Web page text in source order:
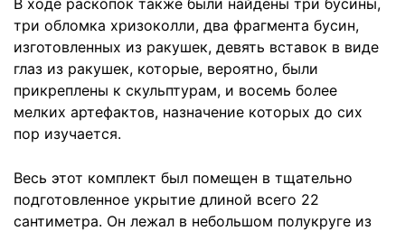
три обломка хризоколли, два фрагмента бусин,
изготовленных из ракушек, девять вставок в виде
глаз из ракушек, которые, вероятно, были
прикреплены к скульптурам, и восемь более
мелких артефактов, назначение которых до сих
пор изучается.
Весь этот комплект был помещен в тщательно
подготовленное укрытие длиной всего 22
сантиметра. Он лежал в небольшом полукруге из